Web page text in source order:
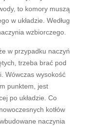
to komory muszą
w układzie. Według
wzbiorczego.
w przypadku naczyń
trzeba brać pod
Wówczas wysokość
punktem, jest
po układzie. Co
kotłów
naczynia